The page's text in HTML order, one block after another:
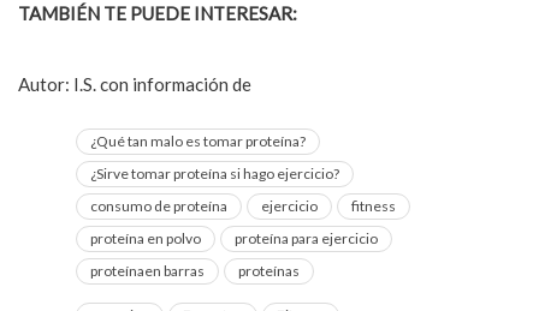
TAMBIÉN TE PUEDE INTERESAR:
Autor: I.S. con información de
¿Qué tan malo es tomar proteína?
¿Sirve tomar proteína si hago ejercicio?
consumo de proteína
ejercicio
fitness
proteína en polvo
proteína para ejercicio
proteínaen barras
proteínas